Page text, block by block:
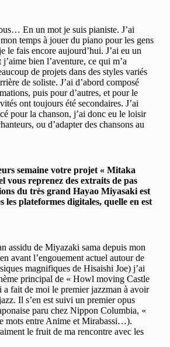
En un mot je suis pianiste. J’ai
temps à jouer du piano pour les gens
le fais encore aujourd’hui. J’ai eu un
bien l’aventure, ce qui m’a
de projets dans des styles variés
de soliste. J’ai d’abord composé
puis pour d’autres, et pour le
ont toujours été secondaires. J’ai
pour la chanson, j’ai donc eu le loisir
ou d’adapter des chansons au
semaine votre projet « Mitaka
vous reprenez des extraits de pas
du très grand Hayao Miyasaki est
les plateformes digitales, quelle en est
assidu de Miyazaki sama depuis mon
avant l’engouement actuel autour de
magnifiques de Hisaishi Joe) j’ai
principal de « Howl moving Castle
a fait de moi le premier jazzman à avoir
Il s’en est suivi un premier opus
paru chez Nippon Columbia, «
mots entre Anime et Mirabassi…).
le fruit de ma rencontre avec les